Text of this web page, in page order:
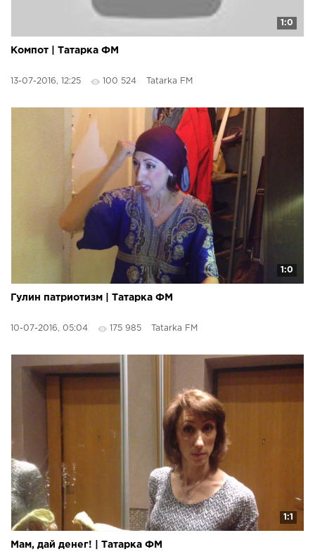
1:0
Компот | Татарка ФМ
13-07-2016, 12:25 100 524 Tatarka FM
1:0
Гулин патриотизм | Татарка ФМ
10-07-2016, 05:04 175 985 Tatarka FM
1:1
Мам, дай денег! | Татарка ФМ